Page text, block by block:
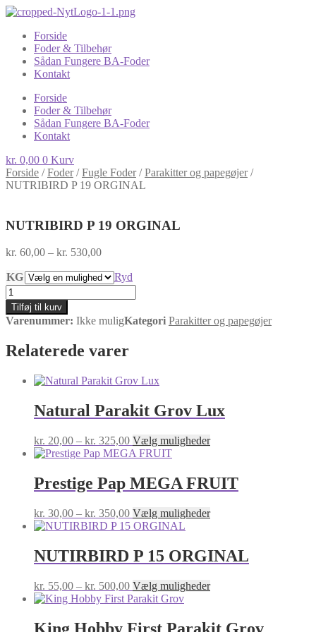
Forside
Foder & Tilbehør
Sådan Fungere BA-Foder
Kontakt
Forside
Foder & Tilbehør
Sådan Fungere BA-Foder
Kontakt
kr. 0,00 0 Kurv
Forside /Foder/Fugle Foder/Parakitter og papegøjer/
NUTRIBIRD P 19 ORGINAL
NUTRIBIRD P 19 ORGINAL
kr. 60,00 – kr. 530,00Prisinterval:
til
kr. 530,00
KG
Ryd
NUTRIBIRD
P
19
ORGINAL
antal
Tilføj til kurv
Varenummer: Ikke muligKategori Parakitter og papegøjer
Relaterede varer
Natural Parakit Grov Lux
kr. 20,00 – kr. 325,00Prisinterval:
kr. 20,00
kr. 325,00
Vælg mulighederDette
flere
varianter.
kan
varesiden
Prestige Pap MEGA FRUIT
kr. 30,00 – kr. 350,00Prisinterval:
kr. 30,00
kr. 350,00
Vælg mulighederDette
flere
varianter.
kan
varesiden
NUTIRBIRD P 15 ORGINAL
kr. 55,00 – kr. 500,00Prisinterval:
kr. 55,00
kr. 500,00
Vælg mulighederDette
flere
King Hobby First Parakit Grov